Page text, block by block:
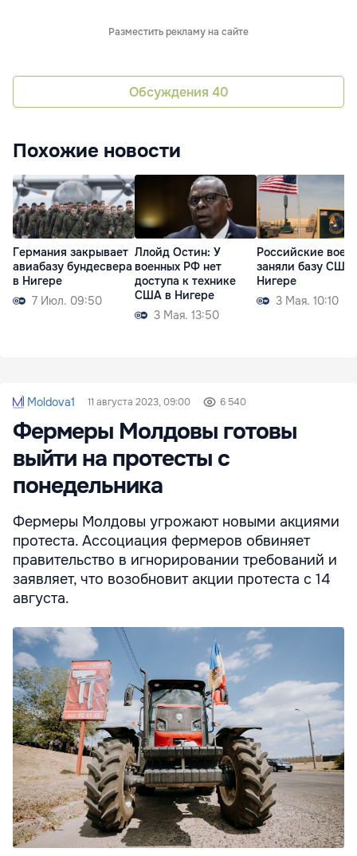
Разместить рекламу на сайте
Обсуждения 40
Похожие новости
Германия закрывает
авиабазу бундесвера
в Нигере
7 Июл. 09:50
Ллойд Остин: У
военных РФ нет
доступа к технике
США в Нигере
3 Мая. 13:50
Российские
заняли базу США
Нигере
3 Мая. 10:10
Moldova1 11 августа 2023, 09:00 6 540
Фермеры Молдовы готовы
выйти на протесты с
понедельника
Фермеры Молдовы угрожают новыми акциями
протеста. Ассоциация фермеров обвиняет
правительство в игнорировании требований и
заявляет, что возобновит акции протеста с 14
августа.